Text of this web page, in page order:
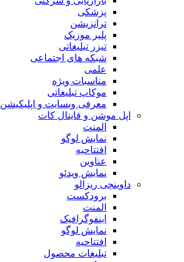
پزشکی
ترانزیشن
پلیر موزیک
تیزر تبلیغاتی
شبکه های اجتماعی
علمی
مناسبات ویژه
موکاپ تبلیغاتی
معرفی وبسایت و اپلیکیشن
اپل موشن و فاینال کات
المنت
نمایش لوگو
افتتاحیه
عناوین
نمایش ویدئو
داوینچی ریزالو
برودکست
المنت
اینفوگرافیک
نمایش لوگو
افتتاحیه
تبلیغات محصول